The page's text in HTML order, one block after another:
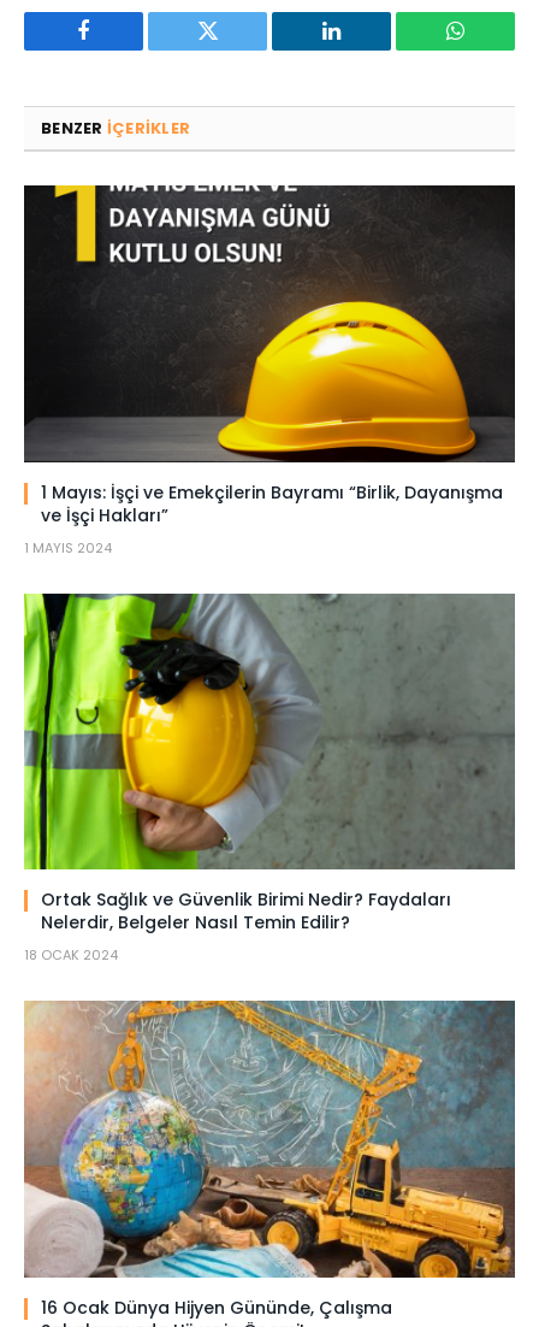
Facebook Twitter LinkedIn
BENZER IÇERIKLER
1 Mayıs: İşçi ve Emekçilerin Bayramı “Birlik, Dayanışma
ve İşçi Hakları”
1 MAYIS 2024
Ortak Sağlık ve Güvenlik Birimi Nedir? Faydaları
Nelerdir, Belgeler Nasıl Temin Edilir?
18 OCAK 2024
16 Ocak Dünya Hijyen Gününde, Çalışma